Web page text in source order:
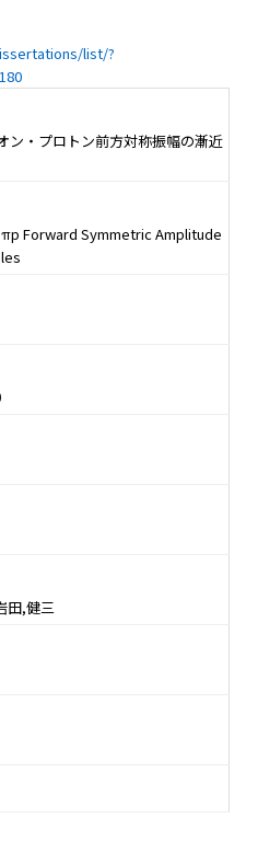
list/?
ン・プロトン前方対称振幅の漸近
Forward Symmetric Amplitude
,健三